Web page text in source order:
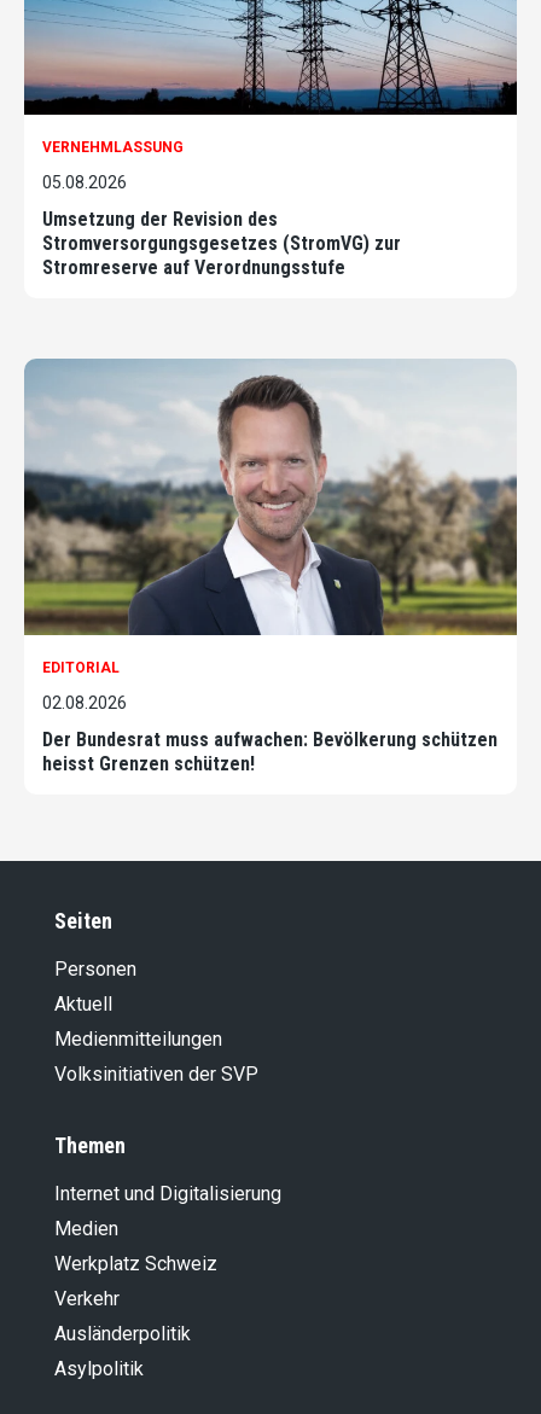
VERNEHMLASSUNG
05.08.2026
Umsetzung der Revision des
Stromversorgungsgesetzes (StromVG) zur
Stromreserve auf Verordnungsstufe
EDITORIAL
02.08.2026
Der Bundesrat muss aufwachen: Bevölkerung schützen
heisst Grenzen schützen!
Seiten
Personen
Aktuell
Medienmitteilungen
Volksinitiativen der SVP
Themen
Internet und Digitalisierung
Medien
Werkplatz Schweiz
Verkehr
Ausländer­politik
Asylpolitik